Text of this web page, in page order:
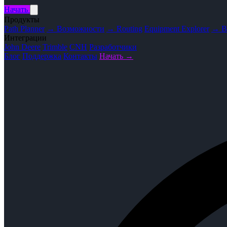
Начать
Продукты
Path Planner → Возможности → Routing Equipment Explorer →
Интеграции
John Deere Trimble CNH Разработчики
Блог Поддержка Контакты Начать →